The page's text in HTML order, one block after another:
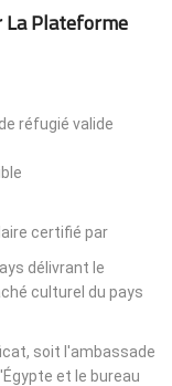
La Plateforme
réfugié valide
certifié par
délivrant le
culturel du pays
soit l'ambassade
et le bureau